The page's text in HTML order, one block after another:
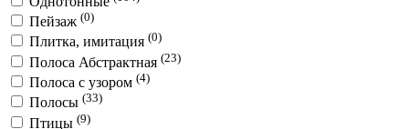
Пейзаж (0)
Плитка, имитация (0)
Полоса Абстрактная (23)
Полоса с узором (4)
Полосы (33)
Птицы (9)